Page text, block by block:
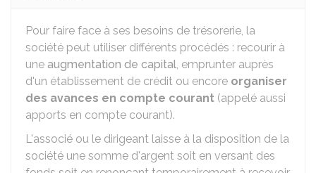
Pour faire face à ses besoins de trésorerie, la
société peut utiliser différents procédés : recourir à
une augmentation de capital, emprunter auprès
d'un établissement de crédit ou encore organiser
des avances en compte courant (appelé aussi
apports en compte courant).
L'associé ou le dirigeant laisse à la disposition de la
société une somme d'argent soit en versant des